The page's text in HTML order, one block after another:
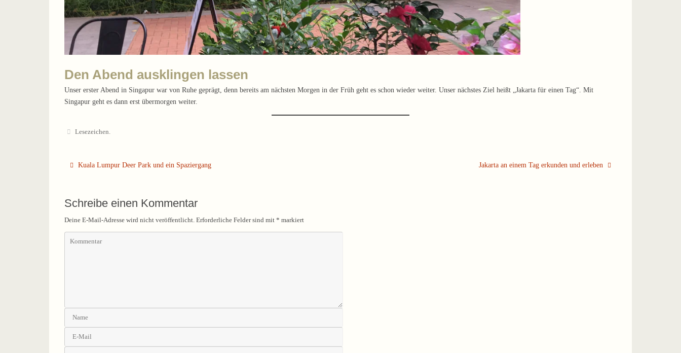
Den Abend ausklingen lassen
Unser erster Abend in Singapur war von Ruhe geprägt, denn bereits am nächsten Morgen in der Früh geht es schon wieder weiter. Unser nächstes Ziel heißt „Jakarta für einen Tag“. Mit
Singapur geht es dann erst übermorgen weiter.
Lesezeichen.
Kuala Lumpur Deer Park und ein Spaziergang Jakarta an einem Tag erkunden und erleben
Schreibe einen Kommentar
Deine E-Mail-Adresse wird nicht veröffentlicht. Erforderliche Felder sind mit * markiert